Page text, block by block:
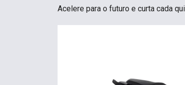
Acelere para o futuro e curta cada